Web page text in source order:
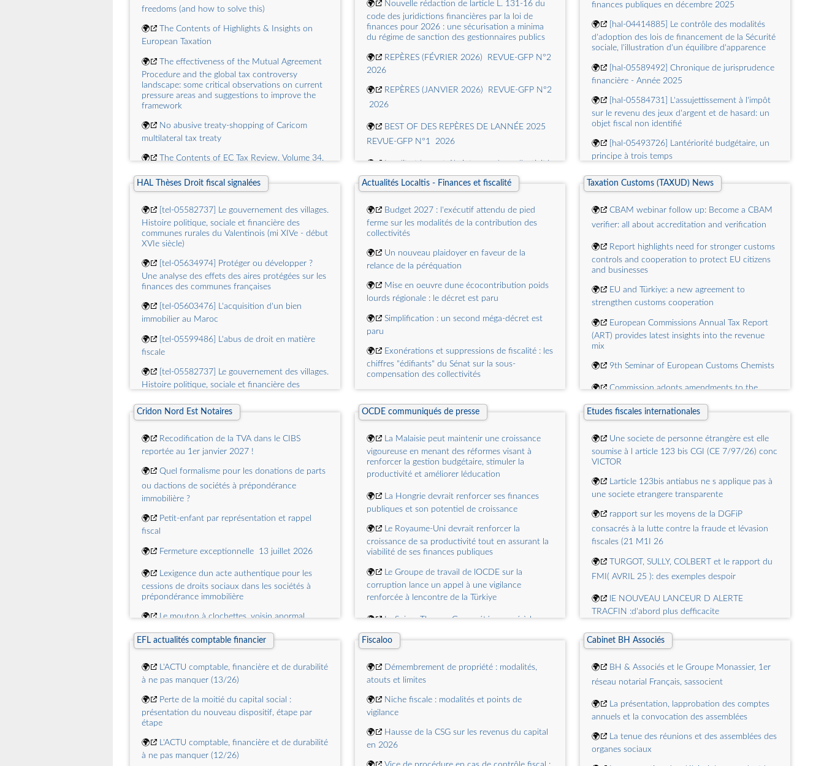
Finanzamt Fulda, aff. C-123/15 Impôt sur les
🌍
Publication de lordonnance relative aux
🌍
CJUE, 14 avril 2016, Sparkasse Allgäu, Affaire
C-522/14
🌍
Question à lAssemblée nationale sur le
retour du loyer fictif
🌍
Optimisation fiscale du particulier : 5 leviers
efficaces en 2025
🌍
[hal-01812376] Recension de Carine
Bouthevillain, Gilles Dufrénot, Philippe Frouté,
Laurent Paul, Les politiques budgétaires dans la
crise - Comprendre les enjeux actuels et les défis
futurs, Bruxelles, De Boeck, 2013
🌍
[hal-04714164] Le coin de table et le couloir,
véritables lieux de pouvoir ?
freedoms (and how to solve this)
🌍
The Contents of Highlights & Insights on
European Taxation
🌍
The effectiveness of the Mutual Agreement
Procedure and the global tax controversy
landscape: some critical observations on current
pressure areas and suggestions to improve the
framework
🌍
No abusive treaty-shopping of Caricom
multilateral tax treaty
🌍
The Contents of EC Tax Review, Volume 34,
🌍
The Contents of Highlights & Insights on
🌍
The Contents of Intertax, Volume 53, Issue
05, 2025
04, 2025
🌍
The Override of International Investment
Agreements by Double Taxation Conventions in
the Latest UN Model Tax Convention: Critical
comments
🌍
Nouvelle rédaction de larticle L. 131-16 du
code des juridictions financières par la loi de
finances pour 2026 : une sécurisation a minima
du régime de sanction des gestionnaires publics
🌍
REPÈRES (FÉVRIER 2026)  REVUE-GFP N°2 
2026
🌍
REPÈRES (JANVIER 2026)  REVUE-GFP N°2
 2026
🌍
BEST OF DES REPÈRES DE LANNÉE 2025 
REVUE-GFP N°1  2026
🌍
Laudit et le contrôle internes des collectivités
territoriales à lhonneur
N°1  2026
🌍
REPÈRES (NOVEMBRE 2025)  REVUE-GFP
N°1  2026
N°6  2025
finances publiques en décembre 2025
🌍
[hal-04414885] Le contrôle des modalités
d'adoption des lois de financement de la Sécurité
sociale, l'illustration d'un équilibre d'apparence
🌍
[hal-05589492] Chronique de jurisprudence
financière - Année 2025
🌍
[hal-05584731] L'assujettissement à l'impôt
sur le revenu des jeux d'argent et de hasard: un
objet fiscal non identifié
🌍
[hal-05493726] Lantériorité budgétaire, un
principe à trois temps
🌍
[hal-05239542] Repères sur la gestion et les
finances publiques en mars 2025
🌍
[hal-04223170] L'activité non juridictionnelle
de la Cour des comptes
🌍
[hal-04221462] Repères sur la gestion et les
finances publiques En Décembre 2022
🌍
[hal-04223184] Repères sur la gestion et les
finances publiques En Novembre 2022
HAL Thèses Droit fiscal signalées
🌍
[tel-05582737] Le gouvernement des villages.
Histoire politique, sociale et financière des
communes rurales du Valentinois (mi XIVe - début
XVIe siècle)
🌍
[tel-05634974] Protéger ou développer ?
Une analyse des effets des aires protégées sur les
finances des communes françaises
🌍
[tel-05603476] L'acquisition d'un bien
immobilier au Maroc
🌍
[tel-05599486] L'abus de droit en matière
fiscale
🌍
[tel-05582737] Le gouvernement des villages.
Histoire politique, sociale et financière des
XVIe siècle)
fiscale et de la corruption sur le développement
du Mali
🌍
[tel-05528689] Le Contrôle des Prix de
transfert par les Administrations Fiscales des
États de l'Afrique de l'Ouest
administrative au Tchad. Étude menée à la lumière
du droit administratif français
🌍
[tel-05293779] Le statut juridique de la
médecine non conventionnelle en France : une
intégration possible dans le droit de la santé ?
Actualités Localtis - Finances et fiscalité
🌍
Budget 2027 : l'exécutif attendu de pied
ferme sur les modalités de la contribution des
collectivités
🌍
Un nouveau plaidoyer en faveur de la
relance de la péréquation
🌍
Mise en oeuvre dune écocontribution poids
lourds régionale : le décret est paru
🌍
Simplification : un second méga-décret est
paru
🌍
Exonérations et suppressions de fiscalité : les
chiffres "édifiants" du Sénat sur la sous-
compensation des collectivités
dilution ?
décret instaure un droit de regard du préfet sur
l'attribution de financements
Budget 2027 : la mission sur les finances
collectivités
🌍
Sébastien Lecornu : un budget incluant des
réformes... et légèrement verdi
Taxation Customs (TAXUD) News
🌍
CBAM webinar follow up: Become a CBAM
verifier: all about accreditation and verification
🌍
Report highlights need for stronger customs
controls and cooperation to protect EU citizens
and businesses
🌍
EU and Türkiye: a new agreement to
strengthen customs cooperation
🌍
European Commissions Annual Tax Report
(ART) provides latest insights into the revenue
mix
🌍 9th Seminar of European Customs Chemists
🌍
Commission adopts amendments to the
streamline the application of non‑preferential
rules of origin
🌍
New E-commerce duty for small packages
set to increase fairness for EU businesses and
safety for consumers
🌍
European Commission proposes landmark
tax simplification package to streamline
🌍
Commissioner Maro Sefčovič hosts
Implementation Dialogue on EU Customs Reform
Cridon Nord Est Notaires
🌍
Recodification de la TVA dans le CIBS
reportée au 1er janvier 2027 !
🌍
Quel formalisme pour les donations de parts
ou dactions de sociétés à prépondérance
immobilière ?
🌍
Petit-enfant par représentation et rappel
fiscal
🌍 Fermeture exceptionnelle  13 juillet 2026
🌍
Lexigence dun acte authentique pour les
cessions de droits sociaux dans les sociétés à
prépondérance immobilière
🌍 Le mouton à clochettes, voisin anormal
🌍
Abus de dépendance et avantage
manifestement excessif, le cocktail de la violence
contractuelle
🌍
Adieu au prélèvement compensatoire de
larticle 913, alinéa 3, du Code civil ou presque...
🌍
Le droit de lentreprise dans la loi de
OCDE communiqués de presse
🌍
La Malaisie peut maintenir une croissance
vigoureuse en menant des réformes visant à
renforcer la gestion budgétaire, stimuler la
productivité et améliorer léducation
🌍
La Hongrie devrait renforcer ses finances
publiques et son potentiel de croissance
🌍
Le Royaume-Uni devrait renforcer la
croissance de sa productivité tout en assurant la
viabilité de ses finances publiques
🌍
Le Groupe de travail de lOCDE sur la
corruption lance un appel à une vigilance
renforcée à lencontre de la Türkiye
🌍
Le Suisse Thomas Gass a été nommé à la
présidence du CAD
restent dynamiques, mais les salaires réels sont à
la traîne
🌍
Daprès le Groupe de travail de lOCDE sur la
corruption, la Lettonie a amélioré son cadre de
lutte contre la corruption transnationale et son
action répressive, mais doit encore prendre des
progrès accomplis
Etudes fiscales internationales
🌍
Une societe de personne étrangère est elle
soumise à l article 123 bis CGI (CE 7/97/26) conc
VICTOR
🌍
Larticle 123bis antiabus ne s applique pas à
une societe etrangere transparente
🌍
rapport sur les moyens de la DGFiP
consacrés à la lutte contre la fraude et lévasion
fiscales (21 M1I 26
🌍
TURGOT, SULLY, COLBERT et le rapport du
FMI( AVRIL 25 ): des exemples despoir
🌍
lE NOUVEAU LANCEUR D ALERTE
TRACFIN :d'abord plus defficacite
🌍
Relations fiscales franco-luxembourgeoises
Patrick MICHAUD avocat fiscaliste
🌍
REMISE EN CAUSE DU REGIME HOLDING .
France art 205ACGI-International 155A CGI
pour les PME
Patrick MICHAUD AVOCAT
EFL actualités comptable financier
🌍
L'ACTU comptable, financière et de durabilité
à ne pas manquer (13/26)
🌍
Perte de la moitié du capital social :
présentation du nouveau dispositif, étape par
étape
🌍
L'ACTU comptable, financière et de durabilité
à ne pas manquer (12/26)
Fiscaloo
🌍
Démembrement de propriété : modalités,
atouts et limites
🌍
Niche fiscale : modalités et points de
vigilance
🌍
Hausse de la CSG sur les revenus du capital
en 2026
Cabinet BH Associés
🌍
BH & Associés et le Groupe Monassier, 1er
réseau notarial Français, sassocient
🌍
La présentation, lapprobation des comptes
annuels et la convocation des assemblées
🌍
La tenue des réunions et des assemblées des
organes sociaux